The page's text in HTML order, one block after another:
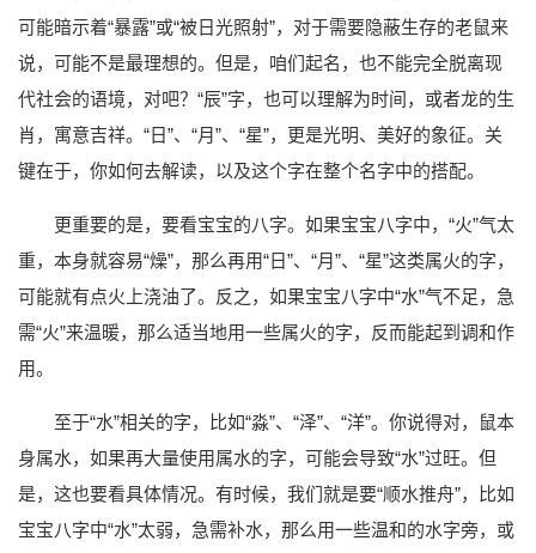
可能暗示着“暴露”或“被日光照射”，对于需要隐蔽生存的老鼠来
说，可能不是最理想的。但是，咱们起名，也不能完全脱离现
代社会的语境，对吧？“辰”字，也可以理解为时间，或者龙的生
肖，寓意吉祥。“日”、“月”、“星”，更是光明、美好的象征。关
键在于，你如何去解读，以及这个字在整个名字中的搭配。
更重要的是，要看宝宝的八字。如果宝宝八字中，“火”气太
重，本身就容易“燥”，那么再用“日”、“月”、“星”这类属火的字，
可能就有点火上浇油了。反之，如果宝宝八字中“水”气不足，急
需“火”来温暖，那么适当地用一些属火的字，反而能起到调和作
用。
至于“水”相关的字，比如“淼”、“泽”、“洋”。你说得对，鼠本
身属水，如果再大量使用属水的字，可能会导致“水”过旺。但
是，这也要看具体情况。有时候，我们就是要“顺水推舟”，比如
宝宝八字中“水”太弱，急需补水，那么用一些温和的水字旁，或